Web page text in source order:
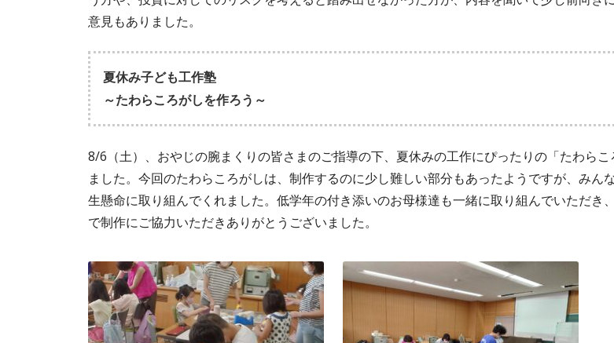
意見もありました。
夏休み子ども工作塾
～たわらころがしを作ろう～
8/6（土）、おやじの腕まくりの皆さまのご指導の下、夏休みの工作にぴったりの「たわらこ
ました。今回のたわらころがしは、制作するのに少し難しい部分もあったようですが、みん
生懸命に取り組んでくれました。低学年の付き添いのお母様達も一緒に取り組んでいただき
で制作にご協力いただきありがとうございました。